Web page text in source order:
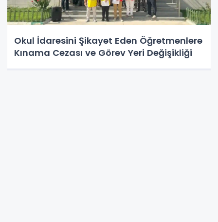
Okul İdaresini Şikayet Eden Öğretmenlere
Kınama Cezası ve Görev Yeri Değişikliği